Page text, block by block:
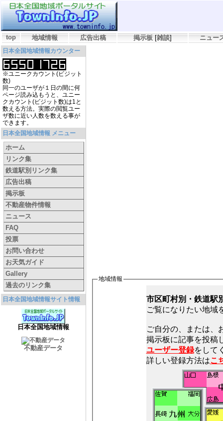
top 地域情報 広告出稿 掲示板 [雑談] ニュー
日本全国地域情報カウンター
※ユニークカウント(ビジット
数)
同一のユーザが１日の間に何
ページ読み込もうと、ユニー
クカウント(ビジット数)は1と
数える方法。実際の閲覧ユー
ザ数に近い人数を数える事が
できます。
日本全国地域情報 メニュー
ホーム
リンク集
鉄道駅別リンク集
広告出稿
掲示板
不動産物件情報
ニュース
FAQ
投票
お問い合わせ
お天気ガイド
Gallery
過去のリンク集
日本全国地域情報サイト情報
日本全国地域情報
不動産データ
地域情報
市区町村別・鉄道駅
ご覧になりたい地域
ご自分の、または、
ユーザー登録をして
詳しい登録方法はこ